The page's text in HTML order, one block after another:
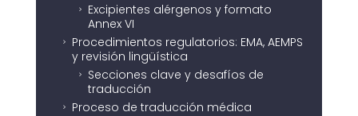
5
Excipientes alérgenos y formato
Annex VI
5
Procedimientos regulatorios: EMA, AEMPS
y revisión lingüística
5
Secciones clave y desafíos de
traducción
5 Proceso de traducción médica